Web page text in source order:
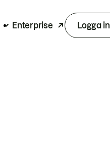
Enterprise Logga in